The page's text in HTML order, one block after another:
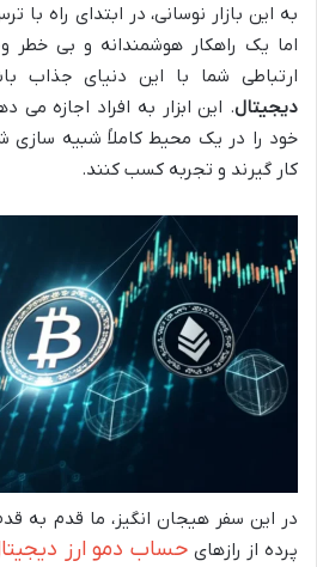
به این بازار نوسانی، در ابتدای راه
اما یک راهکار هوشمندانه و بی خطر
ارتباطی شما با این دنیای جذاب
دیجیتال. این ابزار به افراد اجازه
خود را در یک محیط کاملاً شبیه
کار گیرند و تجربه کسب کنند.
در این سفر هیجان انگیز، ما قدم به
پرده از رازهایحساب دمو ارز